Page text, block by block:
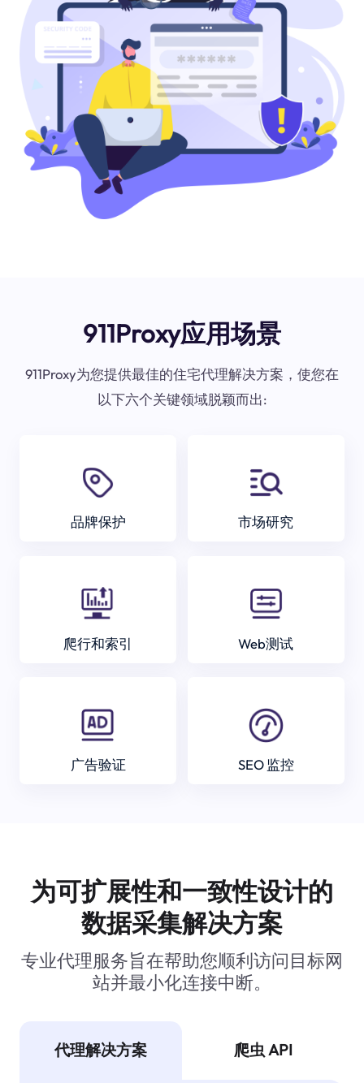
911Proxy应用场景
911Proxy为您提供最佳的住宅代理解决方案，使您在
以下六个关键领域脱颖而出:
品牌保护 市场研究
爬行和索引 Web测试
广告验证 SEO 监控
为可扩展性和一致性设计的
数据采集解决方案
专业代理服务旨在帮助您顺利访问目标网
站并最小化连接中断。
代理解决方案 爬虫 API